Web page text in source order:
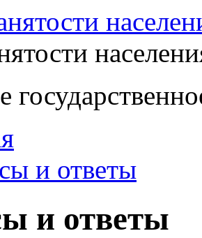
и ответы
и ответы